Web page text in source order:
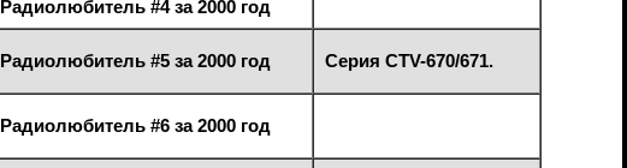
Радиолюбитель #4 за 2000 год
Радиолюбитель #5 за 2000 год Серия CTV-670/671.
Радиолюбитель #6 за 2000 год